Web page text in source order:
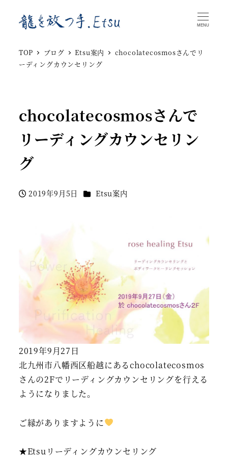
MENU
TOP ブログ Etsu案内
chocolatecosmosさんでリ
ーディングカウンセリング
chocolatecosmosさんで
リーディングカウンセリン
グ
投稿日
2019年9月5日 カテゴリー
Etsu案内
2019年9月27日
北九州市八幡西区船越にあるchocolatecosmos
さんの2Fでリーディングカウンセリングを行える
ようになりました。
ご縁がありますように
★Etsuリーディングカウンセリング